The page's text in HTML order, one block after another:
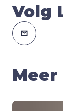
Volg
Meer